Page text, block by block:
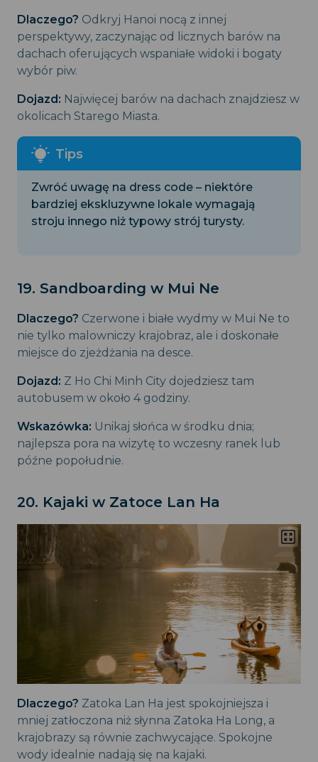
Dlaczego? Odkryj Hanoi nocą z innej
perspektywy, zaczynając od licznych barów na
dachach oferujących wspaniałe widoki i bogaty
wybór piw.
Dojazd: Najwięcej barów na dachach znajdziesz w
okolicach Starego Miasta.
Zwróć uwagę na dress code – niektóre
bardziej ekskluzywne lokale wymagają
stroju innego niż typowy strój turysty.
19. Sandboarding w Mui Ne
Dlaczego? Czerwone i białe wydmy w Mui Ne to
nie tylko malowniczy krajobraz, ale i doskonałe
miejsce do zjeżdżania na desce.
Dojazd: Z Ho Chi Minh City dojedziesz tam
autobusem w około 4 godziny.
Wskazówka: Unikaj słońca w środku dnia;
najlepsza pora na wizytę to wczesny ranek lub
późne popołudnie.
20. Kajaki w Zatoce Lan Ha
Dlaczego? Zatoka Lan Ha jest spokojniejsza i
mniej zatłoczona niż słynna Zatoka Ha Long, a
krajobrazy są równie zachwycające. Spokojne
wody idealnie nadają się na kajaki.